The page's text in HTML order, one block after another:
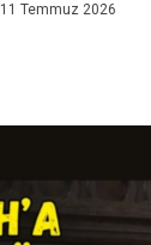
11 Temmuz 2026